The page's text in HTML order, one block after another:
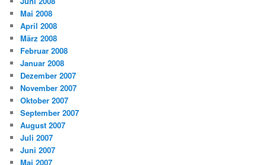
Mai 2008
April 2008
März 2008
Februar 2008
Januar 2008
Dezember 2007
November 2007
Oktober 2007
September 2007
August 2007
Juli 2007
Juni 2007
Mai 2007